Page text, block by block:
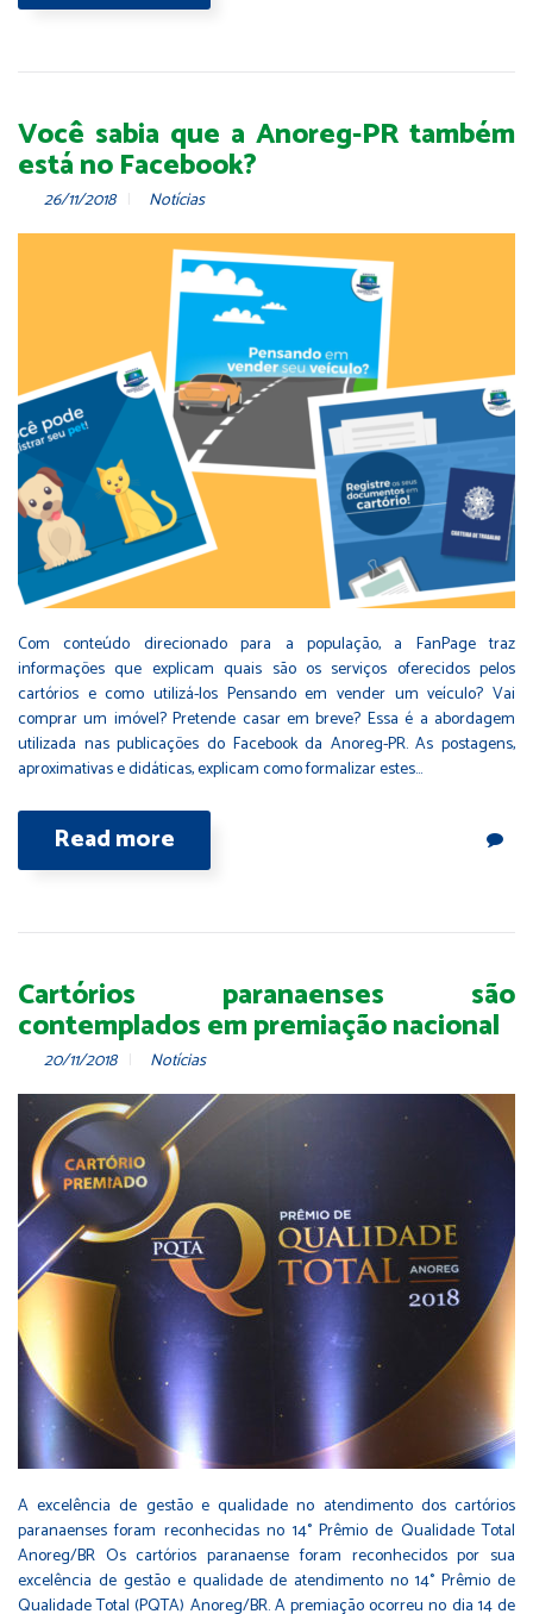
Você sabia que a Anoreg-PR também
está no Facebook?
26/11/2018 Notícias
Com conteúdo direcionado para a população, a FanPage traz
informações que explicam quais são os serviços oferecidos pelos
cartórios e como utilizá-los Pensando em vender um veículo? Vai
comprar um imóvel? Pretende casar em breve? Essa é a abordagem
utilizada nas publicações do Facebook da Anoreg-PR. As postagens,
aproximativas e didáticas, explicam como formalizar estes…
Read more
Cartórios paranaenses são
contemplados em premiação nacional
20/11/2018 Notícias
A excelência de gestão e qualidade no atendimento dos cartórios
paranaenses foram reconhecidas no 14° Prêmio de Qualidade Total
Anoreg/BR Os cartórios paranaense foram reconhecidos por sua
excelência de gestão e qualidade de atendimento no 14° Prêmio de
Qualidade Total (PQTA) Anoreg/BR. A premiação ocorreu no dia 14 de